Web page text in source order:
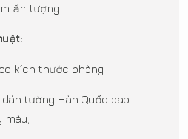
ấn tượng.
kích thước phòng
tường Hàn Quốc cao